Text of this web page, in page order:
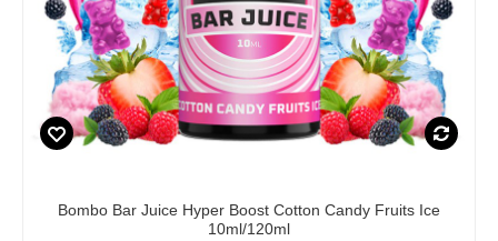
Bombo Bar Juice Hyper Boost Cotton Candy Fruits Ice
10ml/120ml